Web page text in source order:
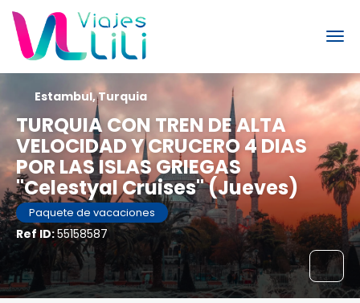
TURQUIA CON TREN DE ALTA
VELOCIDAD Y CRUCERO 4 DIAS
POR LAS ISLAS GRIEGAS
"Celestyal Cruises" (Jueves)
Paquete de vacaciones
Ref ID:55158587
Estambul, Turquia